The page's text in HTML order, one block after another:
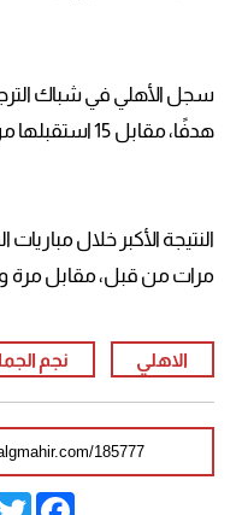
هدفًا، مقابل 15 استقبلها من نظيره الترجي.
مرات من قبل، مقابل مرة
الاهلي نجم
Facebook